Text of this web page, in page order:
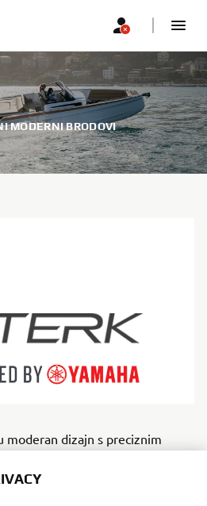
MODERNI BRODOVI
moderan dizajn s preciznim
iskustvo jednodnevne